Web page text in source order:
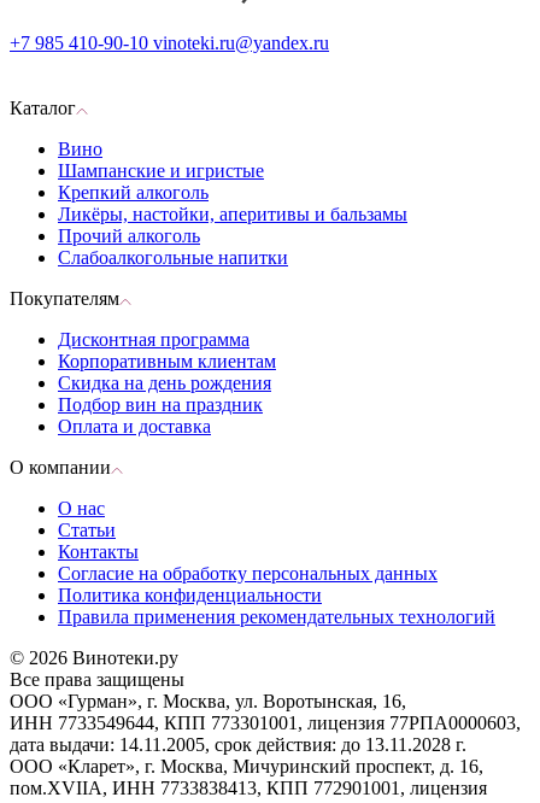
+7 985 410-90-10 vinoteki.ru@yandex.ru
Каталог
Вино
Шампанские и игристые
Крепкий алкоголь
Ликёры, настойки, аперитивы и бальзамы
Прочий алкоголь
Слабоалкогольные напитки
Покупателям
Дисконтная программа
Корпоративным клиентам
Скидка на день рождения
Подбор вин на праздник
Оплата и доставка
О компании
О нас
Статьи
Контакты
Согласие на обработку персональных данных
Политика конфиденциальности
Правила применения рекомендательных технологий
© 2026 Винотеки.ру
Все права защищены
ООО «Гурман», г. Москва, ул. Воротынская, 16,
ИНН 7733549644, КПП 773301001, лицензия 77РПА0000603,
дата выдачи: 14.11.2005, срок действия: до 13.11.2028 г.
ООО «Кларет», г. Москва, Мичуринский проспект, д. 16,
пом.XVIIA, ИНН 7733838413, КПП 772901001, лицензия